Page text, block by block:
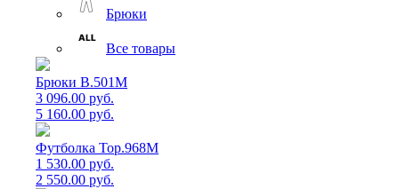
Брюки
Все товары
Брюки B.501M
3 096.00 руб.
5 160.00 руб.
Футболка Top.968M
1 530.00 руб.
2 550.00 руб.